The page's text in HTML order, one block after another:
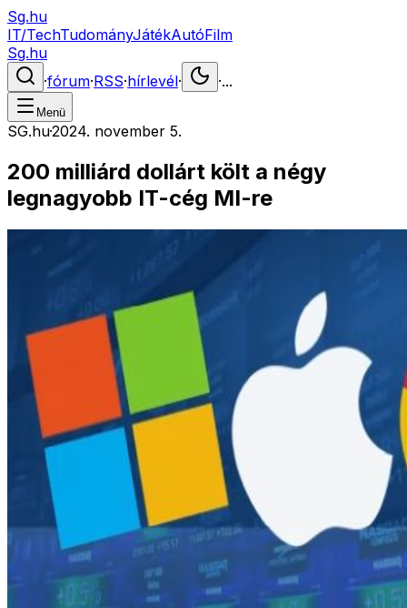
Sg.hu
IT/TechTudományJátékAutóFilm
Sg.hu
·fórum·RSS·hírlevél· ·...
Menü
SG.hu·2024. november 5.
200 milliárd dollárt költ a négy
legnagyobb IT-cég MI-re